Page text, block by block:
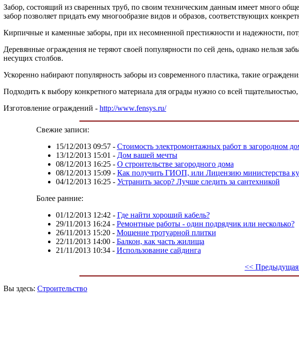
Забор, состоящий из сваренных труб, по своим техническим данным имеет много
забор позволяет придать ему многообразие видов и образов, соответствующих
Кирпичные и каменные заборы, при их несомненной престижности и надежности,
Деревянные ограждения не теряют своей популярности по сей день, однако нельзя
несущих столбов.
Ускоренно набирают популярность заборы из современного пластика, такие
Подходить к выбору конкретного материала для ограды нужно со всей
Изготовление ограждений - http://www.fensys.ru/
Свежие записи:
15/12/2013 09:57- Стоимость электромонтажных работ в загородном
13/12/2013 15:01 - Дом вашей мечты
08/12/2013 16:25- О строительстве загородного дома
08/12/2013 15:09- Как получить ГИОП, или Лицензию министерства
04/12/2013 16:25- Устранить засор? Лучше следить за сантехникой
Более ранние:
01/12/2013 12:42 - Где найти хороший кабель?
29/11/2013 16:24- Ремонтные работы - один подрядчик или несколько?
26/11/2013 15:20- Мощение тротуарной плитки
22/11/2013 14:00- Балкон, как часть жилища
21/11/2013 10:34- Использование сайдинга
<< Предыдущая
Вы здесь: Строительство